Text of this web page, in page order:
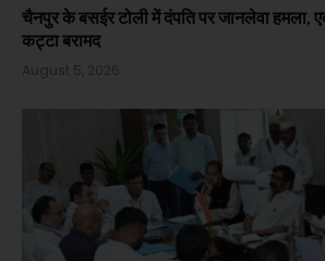
चैनपुर के बसईर टोली में दंपति पर जानलेवा हमला,
कट्टा बरामद
August 5, 2026